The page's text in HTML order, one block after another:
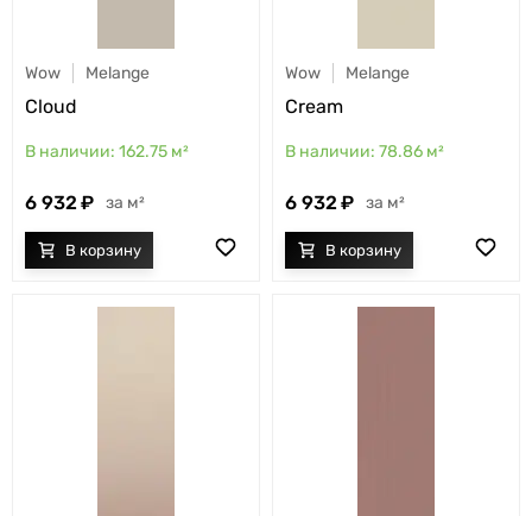
Wow Melange
Cloud
162.75 м²
6 932 м²
Wow Melange
Cream
78.86 м²
6 932 м²